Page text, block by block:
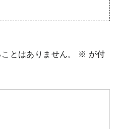
とはありません。 ※ が付